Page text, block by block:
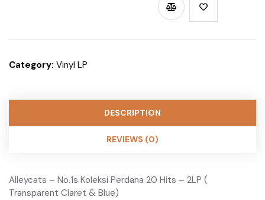
Category: Vinyl LP
DESCRIPTION
REVIEWS (0)
Alleycats – No.1s Koleksi Perdana 20 Hits – 2LP (
Transparent Claret & Blue)